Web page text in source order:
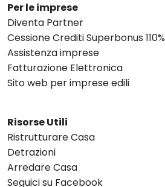
Per le imprese
Diventa Partner
Cessione Crediti Superbonus 110%
Assistenza imprese
Fatturazione Elettronica
Sito web per imprese edili
Risorse Utili
Ristrutturare Casa
Detrazioni
Arredare Casa
Seguici su Facebook